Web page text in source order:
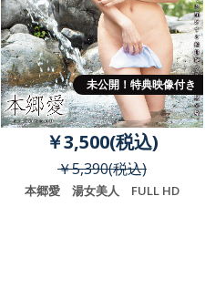
未公開！特典映像付き
￥3,500(税込)
￥5,390(税込)
本郷愛 湯女美人 FULL HD